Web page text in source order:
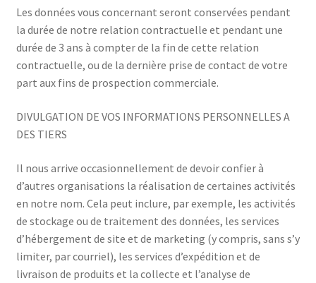
Les données vous concernant seront conservées pendant
la durée de notre relation contractuelle et pendant une
durée de 3 ans à compter de la fin de cette relation
contractuelle, ou de la dernière prise de contact de votre
part aux fins de prospection commerciale.
DIVULGATION DE VOS INFORMATIONS PERSONNELLES A
DES TIERS
Il nous arrive occasionnellement de devoir confier à
d’autres organisations la réalisation de certaines activités
en notre nom. Cela peut inclure, par exemple, les activités
de stockage ou de traitement des données, les services
d’hébergement de site et de marketing (y compris, sans s’y
limiter, par courriel), les services d’expédition et de
livraison de produits et la collecte et l’analyse de